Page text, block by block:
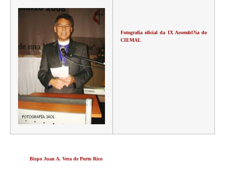
Fotografia oficial da IX Assembl?ia do
CIEMAL
Bispo Juan A. Vera de Porto Rico